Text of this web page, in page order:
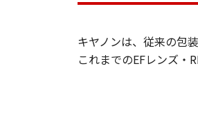
キヤノンは、従来の包
これまでのEFレンズ・